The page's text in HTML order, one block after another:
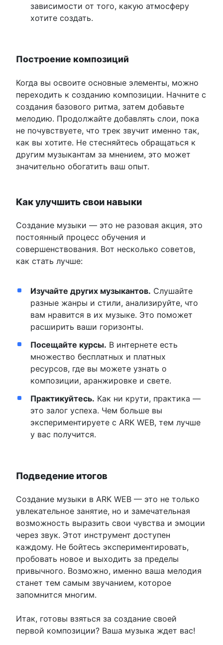
зависимости от того, какую атмосферу
хотите создать.
Построение композиций
Когда вы освоите основные элементы, можно
переходить к созданию композиции. Начните с
создания базового ритма, затем добавьте
мелодию. Продолжайте добавлять слои, пока
не почувствуете, что трек звучит именно так,
как вы хотите. Не стесняйтесь обращаться к
другим музыкантам за мнением, это может
значительно обогатить ваш опыт.
Как улучшить свои навыки
Создание музыки — это не разовая акция, это
постоянный процесс обучения и
совершенствования. Вот несколько советов,
как стать лучше:
Изучайте других музыкантов. Слушайте
разные жанры и стили, анализируйте, что
вам нравится в их музыке. Это поможет
расширить ваши горизонты.
Посещайте курсы. В интернете есть
множество бесплатных и платных
ресурсов, где вы можете узнать о
композиции, аранжировке и свете.
Практикуйтесь. Как ни крути, практика —
это залог успеха. Чем больше вы
экспериментируете с ARK WEB, тем лучше
у вас получится.
Подведение итогов
Создание музыки в ARK WEB — это не только
увлекательное занятие, но и замечательная
возможность выразить свои чувства и эмоции
через звук. Этот инструмент доступен
каждому. Не бойтесь экспериментировать,
пробовать новое и выходить за пределы
привычного. Возможно, именно ваша мелодия
станет тем самым звучанием, которое
запомнится многим.
Итак, готовы взяться за создание своей
первой композиции? Ваша музыка ждет вас!